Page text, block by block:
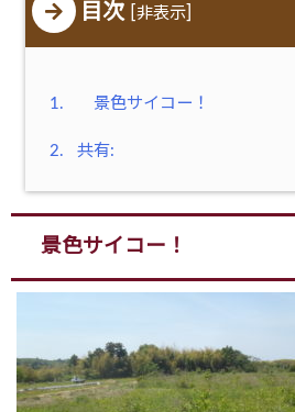
目次 非表示
1. 景色サイコー！
2. 共有:
景色サイコー！